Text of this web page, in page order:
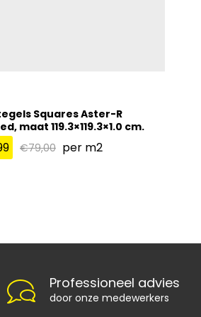
Squares Aster-R
maat 119.3×119.3×1.0 cm.
€79,00 per m2
Professioneel advies
door onze medewerkers